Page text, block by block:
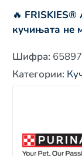
🔥 FRISKIES®
кучињата не
Шифра:
Категории: